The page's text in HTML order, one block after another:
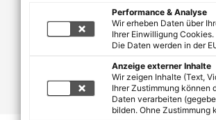
Performance & Analyse
Wir erheben Daten über
Ihrer Einwilligung
Die Daten werden in der
Anzeige externer Inhalte
Wir zeigen Inhalte (Text,
Ihrer Zustimmung können
Daten verarbeiten
bilden. Ohne Zustimmung